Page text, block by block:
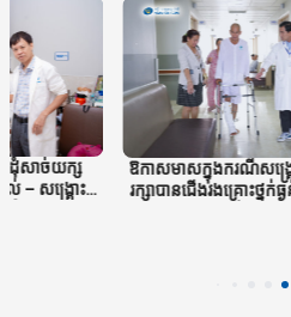
ស
ផ្លូវ
ឱកាសមាសក្នុងករណីសង្គ្រោះបន្ទាន់ –
រក្សាបានជើងរងគ្រោះថ្នក់ធ្ងន់ធ្ងរម៉ាស៊ីន